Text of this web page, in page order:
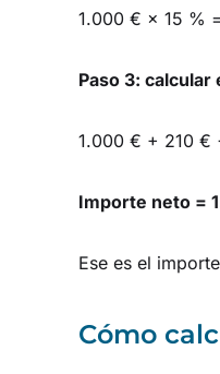
1.000 € × 15 % =
Paso 3:
1.000 € + 210 €
Importe neto =
Ese es el
Cómo